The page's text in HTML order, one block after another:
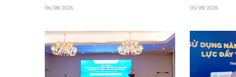
06/08/2026 05/08/2026